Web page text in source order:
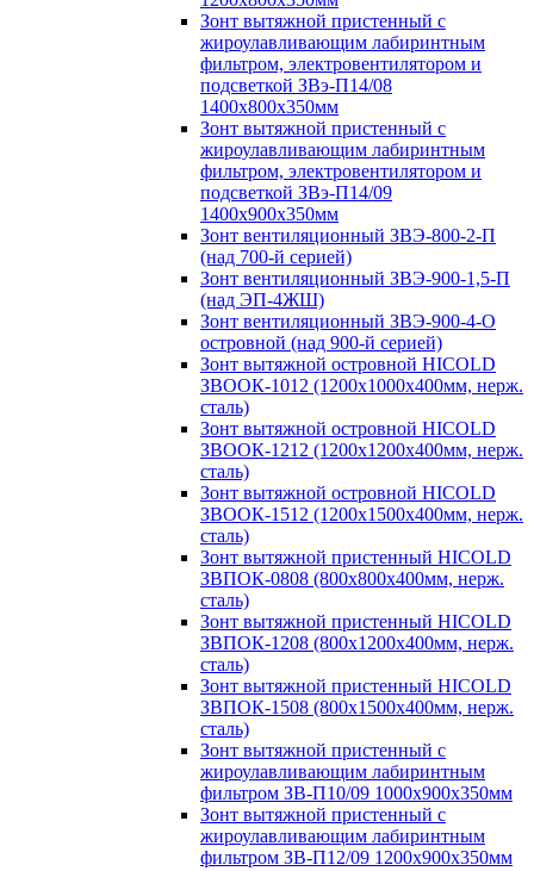
Зонт вытяжной пристенный с
жироулавливающим лабиринтным
фильтром, электровентилятором и
подсветкой ЗВэ-П14/08
1400х800х350мм
Зонт вытяжной пристенный с
жироулавливающим лабиринтным
фильтром, электровентилятором и
подсветкой ЗВэ-П14/09
1400х900х350мм
Зонт вентиляционный ЗВЭ-800-2-П
(над 700-й серией)
Зонт вентиляционный ЗВЭ-900-1,5-П
(над ЭП-4ЖШ)
Зонт вентиляционный ЗВЭ-900-4-О
островной (над 900-й серией)
Зонт вытяжной островной HICOLD
ЗВООК-1012 (1200х1000х400мм, нерж.
сталь)
Зонт вытяжной островной HICOLD
ЗВООК-1212 (1200x1200x400мм, нерж.
сталь)
Зонт вытяжной островной HICOLD
ЗВООК-1512 (1200х1500х400мм, нерж.
сталь)
Зонт вытяжной пристенный HICOLD
ЗВПОК-0808 (800х800х400мм, нерж.
сталь)
Зонт вытяжной пристенный HICOLD
ЗВПОК-1208 (800х1200х400мм, нерж.
сталь)
Зонт вытяжной пристенный HICOLD
ЗВПОК-1508 (800х1500х400мм, нерж.
сталь)
Зонт вытяжной пристенный с
жироулавливающим лабиринтным
фильтром ЗВ-П10/09 1000х900х350мм
Зонт вытяжной пристенный с
жироулавливающим лабиринтным
фильтром ЗВ-П12/09 1200х900х350мм